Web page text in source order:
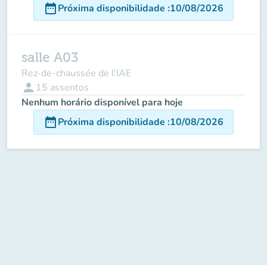
date_rangePróxima disponibilidade :10/08/2026
salle A03
Rez-de-chaussée de l'IAE
person 15 assentos
Nenhum horário disponível para hoje
date_rangePróxima disponibilidade :10/08/2026